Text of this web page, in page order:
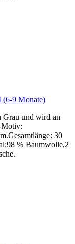
(6-9 Monate)
Grau und wird an
Motiv:
30
% Baumwolle,2